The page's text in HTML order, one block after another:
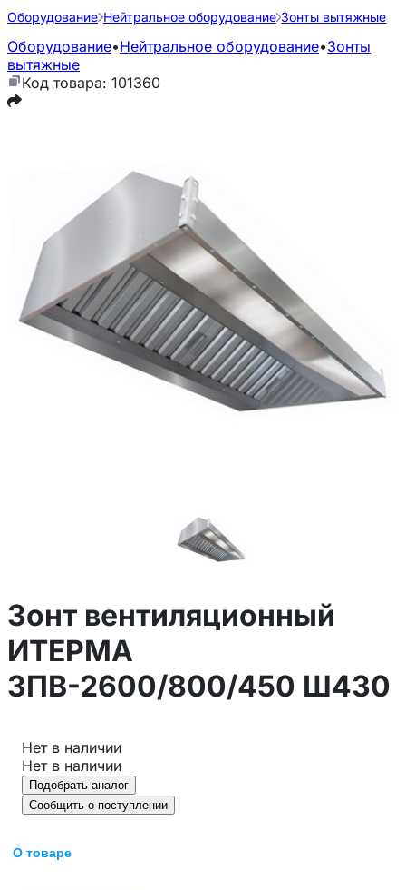
Оборудование Нейтральное оборудование Зонты вытяжные
Оборудование•Нейтральное оборудование•Зонты
вытяжные
Код товара: 101360
Зонт вентиляционный
ИТЕРМА
ЗПВ-2600/800/450 Ш430
Нет в наличии
Нет в наличии
Подобрать аналог
Сообщить о поступлении
О товаре